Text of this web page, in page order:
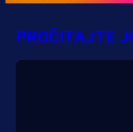
PROČITAJTE